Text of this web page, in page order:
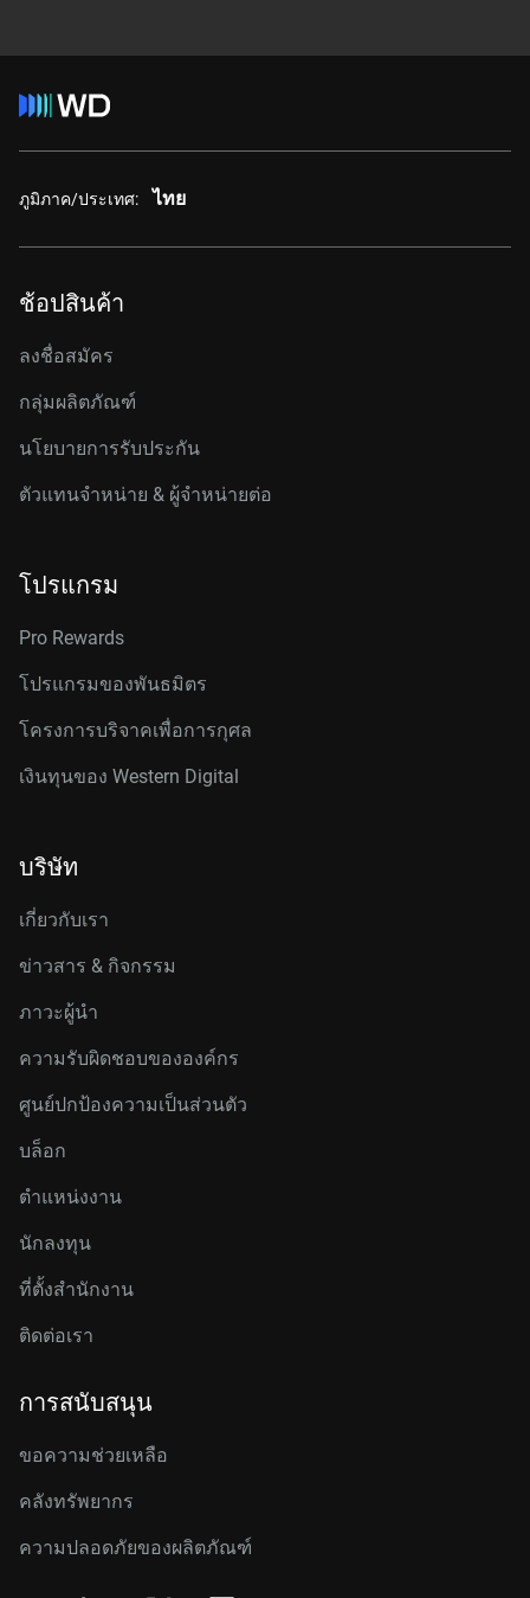
ภูมิภาค/ประเทศ: ไทย
ช้อปสินค้า
ลงชื่อสมัคร
กลุ่มผลิตภัณฑ์
นโยบายการรับประกัน
ตัวแทนจำหน่าย & ผู้จำหน่ายต่อ
โปรแกรม
Pro Rewards
โปรแกรมของพันธมิตร
โครงการบริจาคเพื่อการกุศล
เงินทุนของ Western Digital
บริษัท
เกี่ยวกับเรา
ข่าวสาร & กิจกรรม
ภาวะผู้นำ
ความรับผิดชอบขององค์กร
ศูนย์ปกป้องความเป็นส่วนตัว
บล็อก
ตำแหน่งงาน
นักลงทุน
ที่ตั้งสำนักงาน
ติดต่อเรา
การสนับสนุน
ขอความช่วยเหลือ
คลังทรัพยากร
ความปลอดภัยของผลิตภัณฑ์